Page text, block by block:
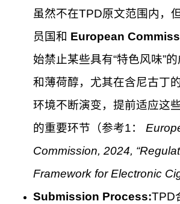
虽然不在TPD原文范围内，
员国和 European
始禁止某些具有“特色风味”
和薄荷醇，尤其在含尼古丁
环境不断演变，提前适应这
的重要环节（参考1：
Commission, 2024,
Framework for Electronic
Submission Process:TPD